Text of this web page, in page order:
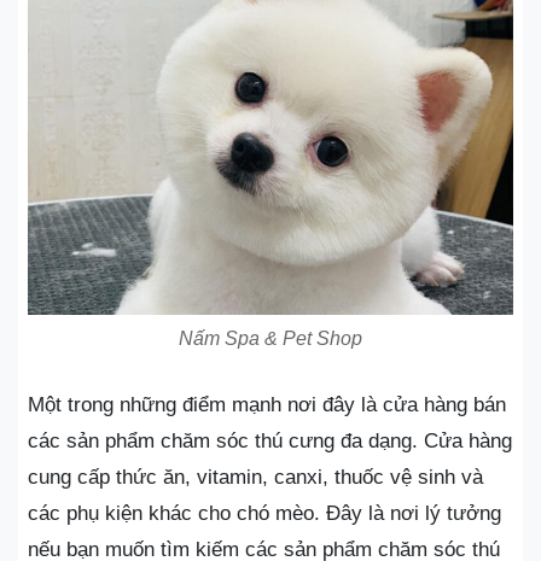
Nấm Spa & Pet Shop
Một trong những điểm mạnh nơi đây là cửa hàng bán
các sản phẩm chăm sóc thú cưng đa dạng. Cửa hàng
cung cấp thức ăn, vitamin, canxi, thuốc vệ sinh và
các phụ kiện khác cho chó mèo. Đây là nơi lý tưởng
nếu bạn muốn tìm kiếm các sản phẩm chăm sóc thú